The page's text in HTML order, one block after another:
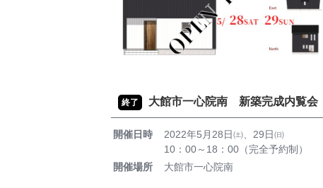
終了 大館市一心院南 新築完成内覧会
開催日時
2022年5月28日㈯、29日㈰
10：00～18：00（完全予約制）
開催場所
大館市一心院南